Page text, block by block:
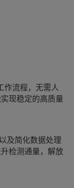
作流程，无需人
现稳定的高质量
及简化数据处理
检测通量，解放